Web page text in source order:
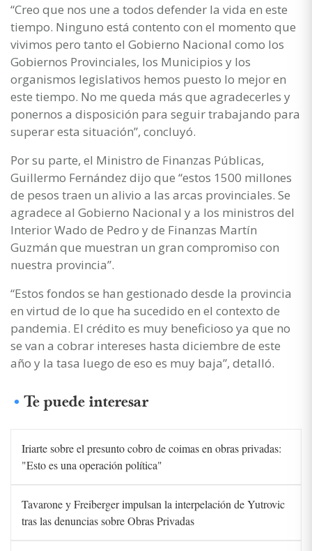
“Creo que nos une a todos defender la vida en este
tiempo. Ninguno está contento con el momento que
vivimos pero tanto el Gobierno Nacional como los
Gobiernos Provinciales, los Municipios y los
organismos legislativos hemos puesto lo mejor en
este tiempo. No me queda más que agradecerles y
ponernos a disposición para seguir trabajando para
superar esta situación”, concluyó.
Por su parte, el Ministro de Finanzas Públicas,
Guillermo Fernández dijo que “estos 1500 millones
de pesos traen un alivio a las arcas provinciales. Se
agradece al Gobierno Nacional y a los ministros del
Interior Wado de Pedro y de Finanzas Martín
Guzmán que muestran un gran compromiso con
nuestra provincia”.
“Estos fondos se han gestionado desde la provincia
en virtud de lo que ha sucedido en el contexto de
pandemia. El crédito es muy beneficioso ya que no
se van a cobrar intereses hasta diciembre de este
año y la tasa luego de eso es muy baja”, detalló.
Te puede interesar
Iriarte sobre el presunto cobro de coimas en obras privadas:
"Esto es una operación política"
Tavarone y Freiberger impulsan la interpelación de Yutrovic
tras las denuncias sobre Obras Privadas